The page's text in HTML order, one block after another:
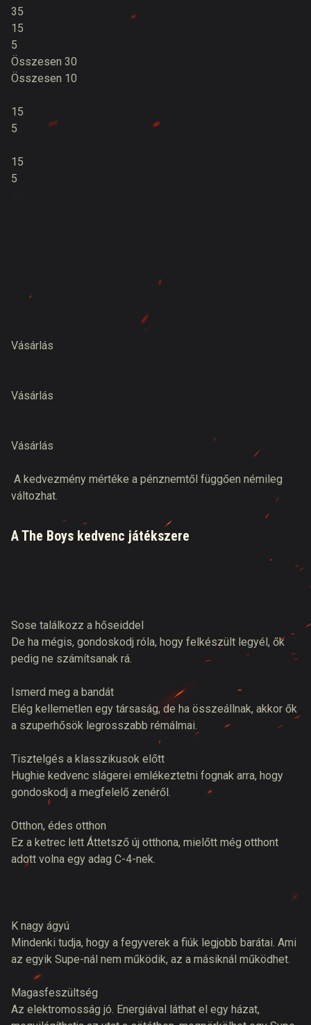
35
15
5
Összesen 30
Összesen 10
15
5
15
5
Vásárlás
Vásárlás
Vásárlás
A kedvezmény mértéke a pénznemtől függően némileg
változhat.
A The Boys kedvenc játékszere
Sose találkozz a hőseiddel
De ha mégis, gondoskodj róla, hogy felkészült legyél, ők
pedig ne számítsanak rá.
Ismerd meg a bandát
Elég kellemetlen egy társaság, de ha összeállnak, akkor ők
a szuperhősök legrosszabb rémálmai.
Tisztelgés a klasszikusok előtt
Hughie kedvenc slágerei emlékeztetni fognak arra, hogy
gondoskodj a megfelelő zenéről.
Otthon, édes otthon
Ez a ketrec lett Áttetsző új otthona, mielőtt még otthont
adott volna egy adag C-4-nek.
K nagy ágyú
Mindenki tudja, hogy a fegyverek a fiúk legjobb barátai. Ami
az egyik Supe-nál nem működik, az a másiknál működhet.
Magasfeszültség
Az elektromosság jó. Energiával láthat el egy házat,